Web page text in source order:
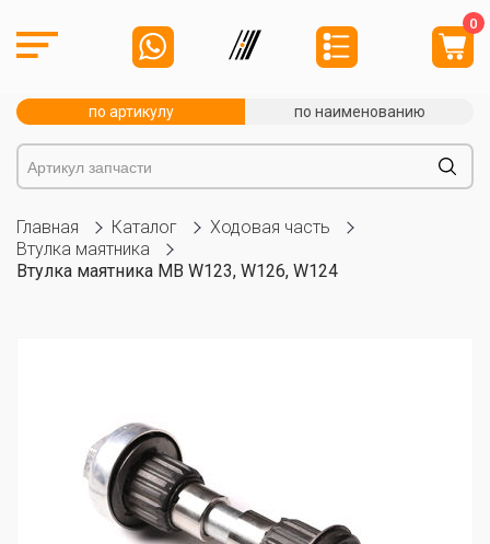
0
по артикулу по наименованию
Главная Каталог
Ходовая часть
Втулка маятника
Втулка маятника MB W123, W126, W124